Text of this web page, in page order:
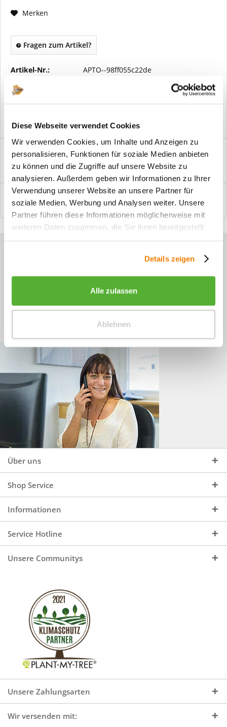
Diese Webseite verwendet Cookies
Wir verwenden Cookies, um Inhalte und Anzeigen zu
personalisieren, Funktionen für soziale Medien anbieten
zu können und die Zugriffe auf unsere Website zu
analysieren. Außerdem geben wir Informationen zu Ihrer
Verwendung unserer Website an unsere Partner für
soziale Medien, Werbung und Analysen weiter. Unsere
Partner führen diese Informationen möglicherweise mit
weiteren Daten zusammen, die Sie ihnen bereitgestellt
Details zeigen
Alle zulassen
Ablehnen
Merken
Fragen zum Artikel?
Artikel-Nr.: APTO--98ff055c22de
Vorteile
Windfangelemente online am Bildschirm konfigurieren und
einbaufertig bestellen. In wenigen...
Bewertungen
0
Bewertungen lesen, schreiben und diskutieren...mehr
Sie haben Fragen zu unseren
+49 (0)4244 965 34 04
Mo - Do, 09:00 - 16:00 Uhr
und Fr, 09:00 - 13:00 Uhr
Über uns
Shop Service
Informationen
Service Hotline
Unsere Communitys
Unsere Zahlungsarten
Wir versenden mit: